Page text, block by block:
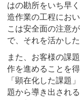
はの勘所をいち早
造作業の工程にお
こは安全面の注意
で、それを活かし
また、お客様の課
作を進めることを
「顕在化した課題
題から導き出され